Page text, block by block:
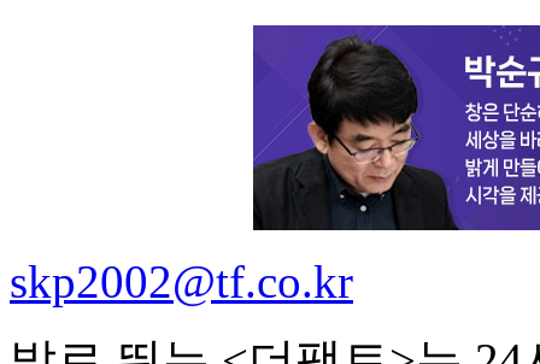
skp2002@tf.co.kr